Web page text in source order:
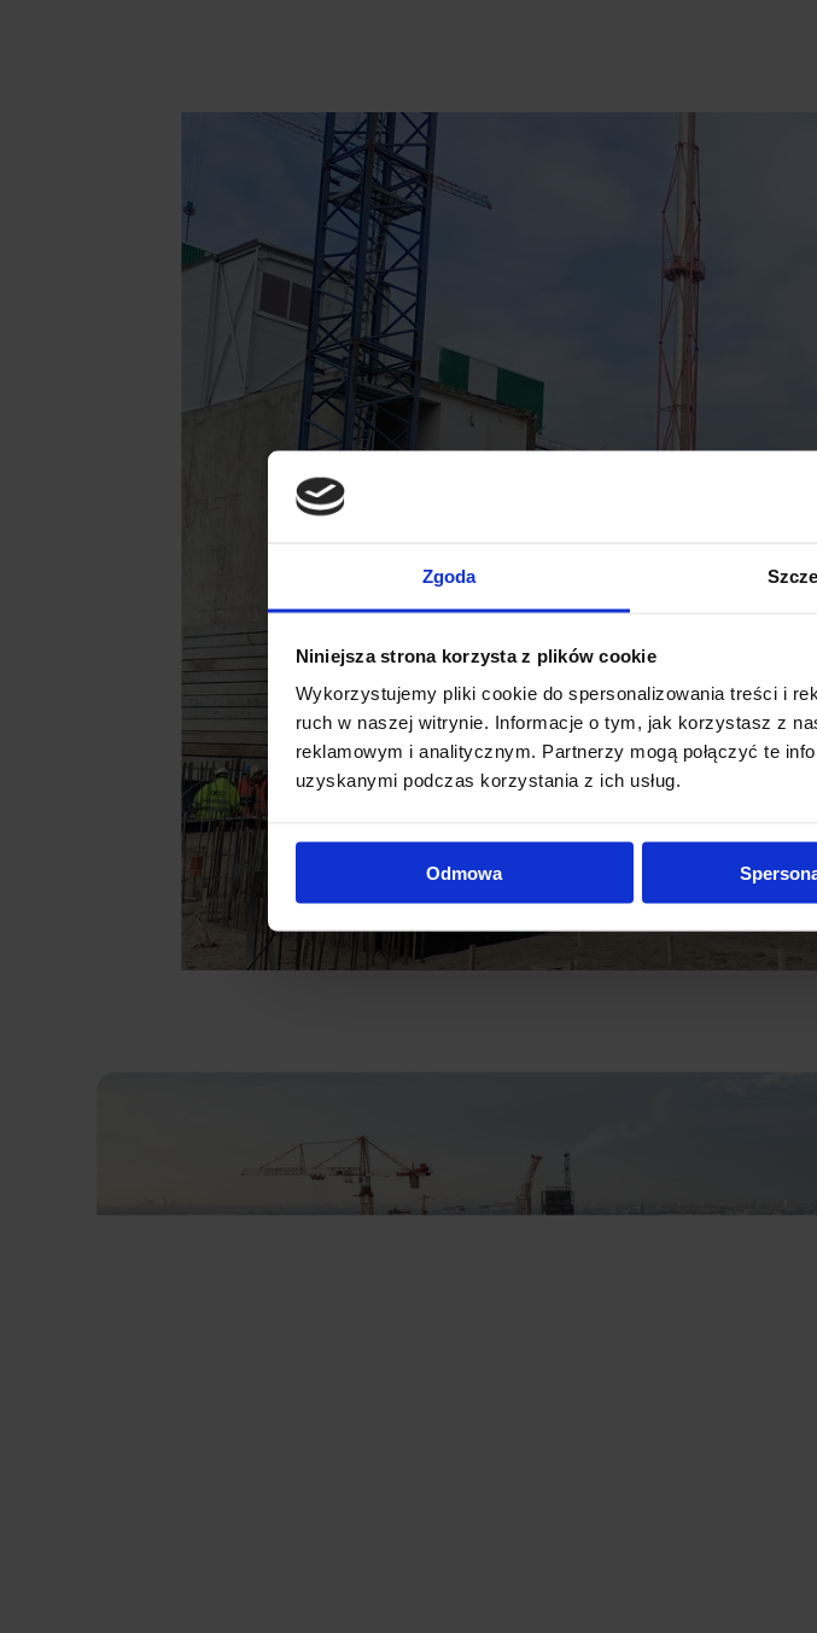
Zgoda
Niniejsza strona korzysta z plików cookie
Wykorzystujemy pliki cookie do spersonalizowania treści i
ruch w naszej witrynie. Informacje o tym, jak korzystasz z
reklamowym i analitycznym. Partnerzy mogą połączyć te
uzyskanymi podczas korzystania z ich usług.
Odmowa